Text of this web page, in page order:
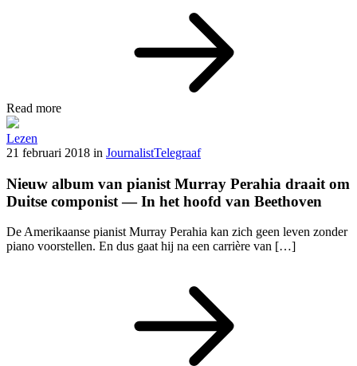
Read more
Lezen
21 februari 2018 in JournalistTelegraaf
Nieuw album van pianist Murray Perahia draait om
Duitse componist — In het hoofd van Beethoven
De Amerikaanse pianist Murray Perahia kan zich geen leven zonder
piano voorstellen. En dus gaat hij na een carrière van […]